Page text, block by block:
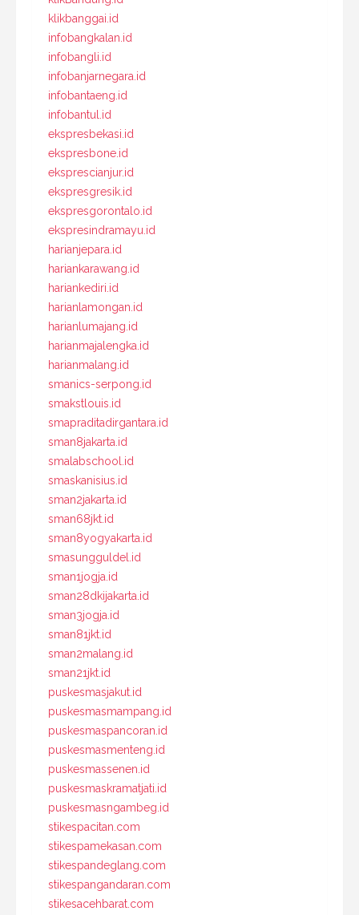
klikbanggai.id
infobangkalan.id
infobangli.id
infobanjarnegara.id
infobantaeng.id
infobantul.id
ekspresbekasi.id
ekspresbone.id
eksprescianjur.id
ekspresgresik.id
ekspresgorontalo.id
ekspresindramayu.id
harianjepara.id
hariankarawang.id
hariankediri.id
harianlamongan.id
harianlumajang.id
harianmajalengka.id
harianmalang.id
smanics-serpong.id
smakstlouis.id
smapraditadirgantara.id
sman8jakarta.id
smalabschool.id
smaskanisius.id
sman2jakarta.id
sman68jkt.id
sman8yogyakarta.id
smasungguldel.id
sman1jogja.id
sman28dkijakarta.id
sman3jogja.id
sman81jkt.id
sman2malang.id
sman21jkt.id
puskesmasjakut.id
puskesmasmampang.id
puskesmaspancoran.id
puskesmasmenteng.id
puskesmassenen.id
puskesmaskramatjati.id
puskesmasngambeg.id
stikespacitan.com
stikespamekasan.com
stikespandeglang.com
stikespangandaran.com
stikesacehbarat.com